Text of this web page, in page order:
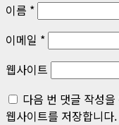
이름 *
이메일 *
웹사이트
다음 번 댓글 작성
웹사이트를 저장합니다.